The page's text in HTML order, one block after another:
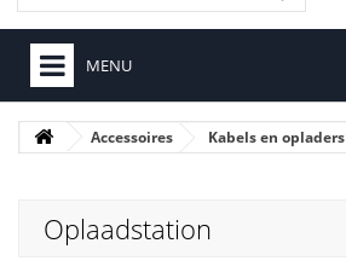
MENU
Accessoires Kabels en opladers
Oplaadstation